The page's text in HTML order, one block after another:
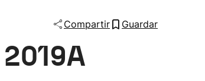
Lo último
Compartir Guardar